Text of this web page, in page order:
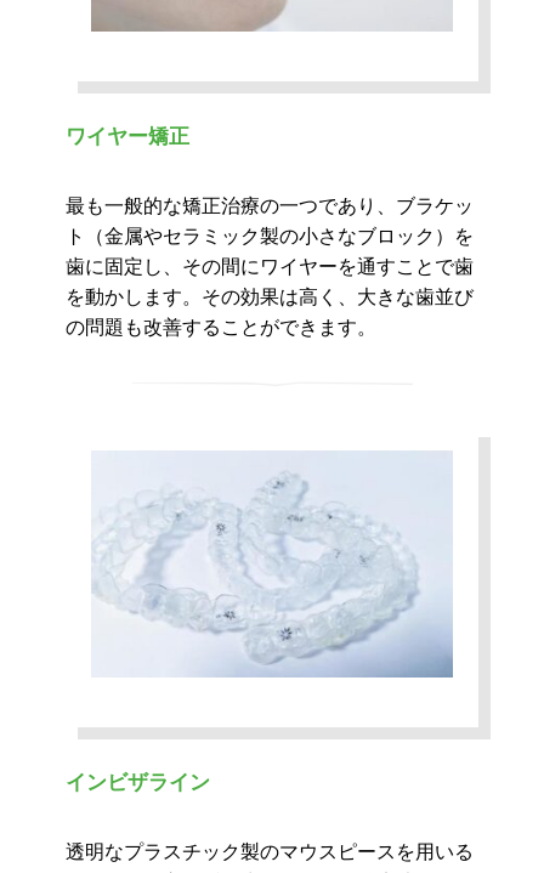
ワイヤー矯正
最も一般的な矯正治療の一つであり、ブラケッ
ト（金属やセラミック製の小さなブロック）を
歯に固定し、その間にワイヤーを通すことで歯
を動かします。その効果は高く、大きな歯並び
の問題も改善することができます。
インビザライン
透明なプラスチック製のマウスピースを用いる